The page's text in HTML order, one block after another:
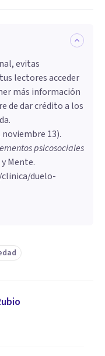
evitas
lectores acceder
más información
de dar crédito a los
noviembre 13).
psicosociales
Mente.
duelo-